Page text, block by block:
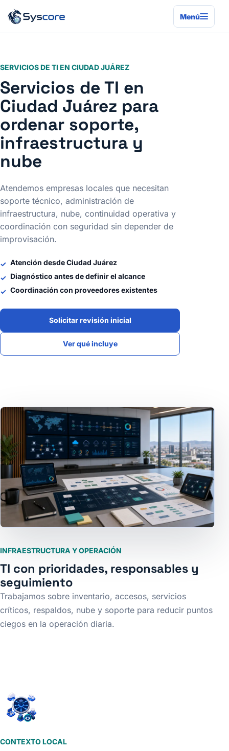
Menú
SERVICIOS DE TI EN CIUDAD JUÁREZ
Servicios de TI en
Ciudad Juárez para
ordenar soporte,
infraestructura y
nube
Atendemos empresas locales que necesitan
soporte técnico, administración de
infraestructura, nube, continuidad operativa y
coordinación con seguridad sin depender de
improvisación.
Atención desde Ciudad Juárez
Diagnóstico antes de definir el alcance
Coordinación con proveedores existentes
Solicitar revisión inicial
Ver qué incluye
INFRAESTRUCTURA Y OPERACIÓN
TI con prioridades, responsables y
seguimiento
Trabajamos sobre inventario, accesos, servicios
críticos, respaldos, nube y soporte para reducir puntos
ciegos en la operación diaria.
CONTEXTO LOCAL